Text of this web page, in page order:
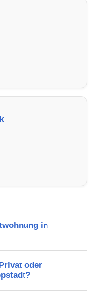
– modern,
in Lippstadt:
Schulen,
in
oder